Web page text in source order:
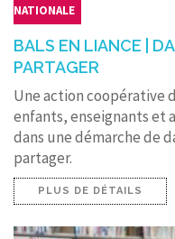
NATIONALE
BALS EN LIANCE |
PARTAGER
Une action coopérative
enfants, enseignants et
dans une démarche de
partager.
PLUS DE DÉTAILS